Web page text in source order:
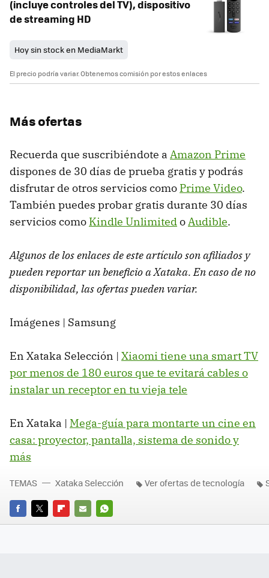
(incluye controles del TV), dispositivo
de streaming HD
Hoy sin stock en MediaMarkt
El precio podría variar. Obtenemos comisión por estos enlaces
Más ofertas
Recuerda que suscribiéndote a Amazon Prime
dispones de 30 días de prueba gratis y podrás
disfrutar de otros servicios como Prime Video.
También puedes probar gratis durante 30 días
servicios como Kindle UnlimitedoAudible.
Algunos de los enlaces de este artículo son afiliados y
pueden reportar un beneficio a Xataka. En caso de no
disponibilidad, las ofertas pueden variar.
Imágenes | Samsung
En Xataka Selección | Xiaomi tiene una smart TV
por menos de 180 euros que te evitará cables o
instalar un receptor en tu vieja tele
En Xataka | Mega-guía para montarte un cine en
casa: proyector, pantalla, sistema de sonido y
más
FACEBOOK
TWITTERFLIPBOARD
E-
WHATSAPP
TEMAS Xataka Selección Ver ofertas de tecnología